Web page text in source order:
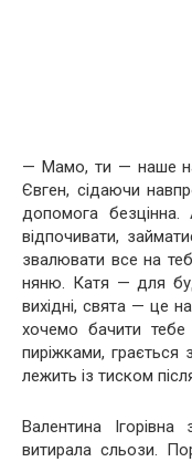
— Мамо, ти — наше
Євген, сідаючи
допомога
відпочивати,
звалювати все на
няню. Катя — для
вихідні, свята — це
хочемо бачити
пиріжками,
лежить із тиском
Валентина
витирала сльози.